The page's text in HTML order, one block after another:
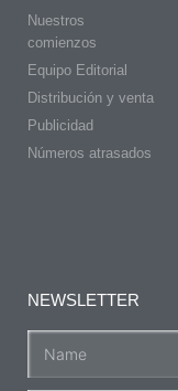
Nuestros
comienzos
Equipo Editorial
Distribución y venta
Publicidad
Números atrasados
NEWSLETTER